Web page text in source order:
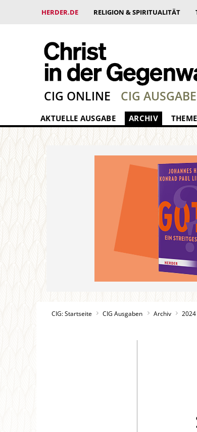
HERDER.DE RELIGION & SPIRITUALITÄT
CIG ONLINE CIG
AKTUELLE AUSGABE ARCHIV
CIG: Startseite CIG Ausgaben Archiv 2024